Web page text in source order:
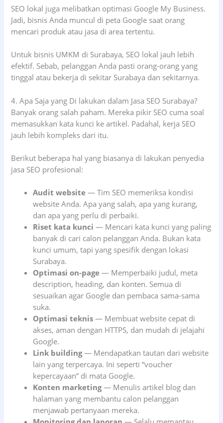
SEO lokal juga melibatkan optimasi Google My Business.
Jadi, bisnis Anda muncul di peta Google saat orang
mencari produk atau jasa di area tertentu.
Untuk bisnis UMKM di Surabaya, SEO lokal jauh lebih
efektif. Sebab, pelanggan Anda pasti orang-orang yang
tinggal atau bekerja di sekitar Surabaya dan sekitarnya.
4. Apa Saja yang Di lakukan dalam Jasa SEO Surabaya?
Banyak orang salah paham. Mereka pikir SEO cuma soal
memasukkan kata kunci ke artikel. Padahal, kerja SEO
jauh lebih kompleks dari itu.
Berikut beberapa hal yang biasanya di lakukan penyedia
jasa SEO profesional:
Audit website — Tim SEO memeriksa kondisi
website Anda. Apa yang salah, apa yang kurang,
dan apa yang perlu di perbaiki.
Riset kata kunci — Mencari kata kunci yang paling
banyak di cari calon pelanggan Anda. Bukan kata
kunci umum, tapi yang spesifik dengan lokasi
Surabaya.
Optimasi on-page — Memperbaiki judul, meta
description, heading, dan konten. Semua di
sesuaikan agar Google dan pembaca sama-sama
suka.
Optimasi teknis — Membuat website cepat di
akses, aman dengan HTTPS, dan mudah di jelajahi
Google.
Link building— Mendapatkan tautan dari website
lain yang terpercaya. Ini seperti “voucher
kepercayaan” di mata Google.
Konten marketing— Menulis artikel blog dan
halaman yang membantu calon pelanggan
menjawab pertanyaan mereka.